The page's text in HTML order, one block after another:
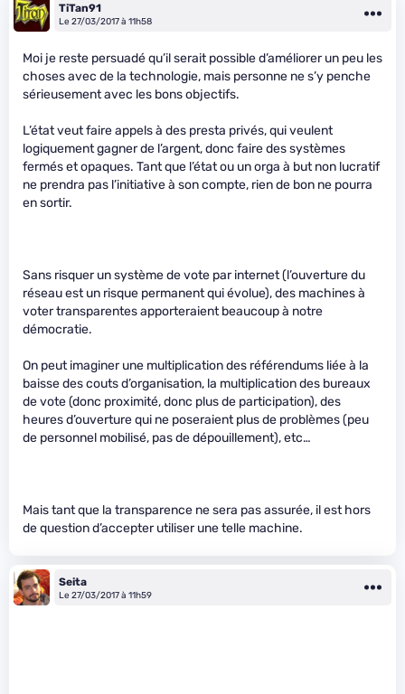
TiTan91
Le 27/03/2017 à 11h58
Moi je reste persuadé qu’il serait possible d’améliorer un peu les
choses avec de la technologie, mais personne ne s’y penche
sérieusement avec les bons objectifs.
L’état veut faire appels à des presta privés, qui veulent
logiquement gagner de l’argent, donc faire des systèmes
fermés et opaques. Tant que l’état ou un orga à but non lucratif
ne prendra pas l’initiative à son compte, rien de bon ne pourra
en sortir.
Sans risquer un système de vote par internet (l’ouverture du
réseau est un risque permanent qui évolue), des machines à
voter transparentes apporteraient beaucoup à notre
démocratie.
On peut imaginer une multiplication des référendums liée à la
baisse des couts d’organisation, la multiplication des bureaux
de vote (donc proximité, donc plus de participation), des
heures d’ouverture qui ne poseraient plus de problèmes (peu
de personnel mobilisé, pas de dépouillement), etc…
Mais tant que la transparence ne sera pas assurée, il est hors
de question d’accepter utiliser une telle machine.
Seita
Le 27/03/2017 à 11h59